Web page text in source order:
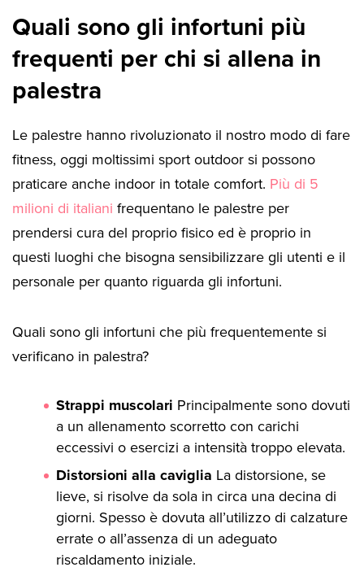
Quali sono gli infortuni più
frequenti per chi si allena in
palestra
Le palestre hanno rivoluzionato il nostro modo di fare
fitness, oggi moltissimi sport outdoor si possono
praticare anche indoor in totale comfort. Più di 5
milioni di italiani frequentano le palestre per
prendersi cura del proprio fisico ed è proprio in
questi luoghi che bisogna sensibilizzare gli utenti e il
personale per quanto riguarda gli infortuni.
Quali sono gli infortuni che più frequentemente si
verificano in palestra?
Strappi muscolari Principalmente sono dovuti
a un allenamento scorretto con carichi
eccessivi o esercizi a intensità troppo elevata.
Distorsioni alla caviglia La distorsione, se
lieve, si risolve da sola in circa una decina di
giorni. Spesso è dovuta all’utilizzo di calzature
errate o all’assenza di un adeguato
riscaldamento iniziale.